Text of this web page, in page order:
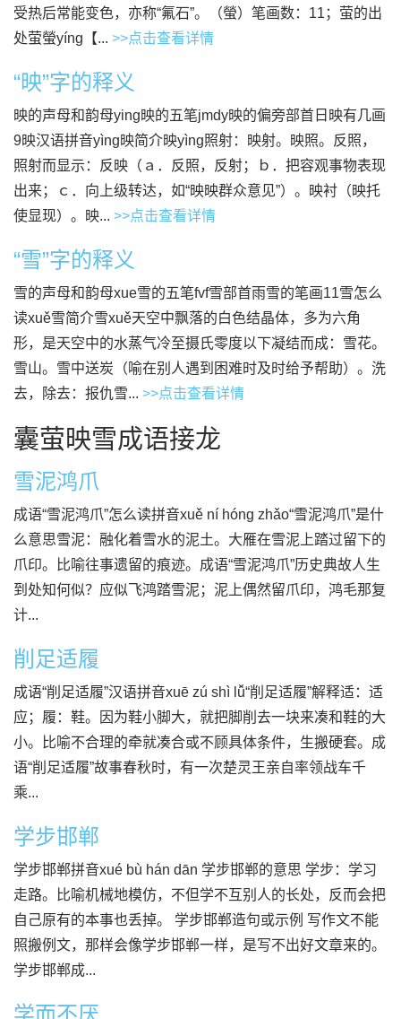
受热后常能变色，亦称“氟石”。（螢）笔画数：11；萤的出
处萤螢yíng【... >>点击查看详情
“映”字的释义
映的声母和韵母ying映的五笔jmdy映的偏旁部首日映有几画
9映汉语拼音yìng映简介映yìng照射：映射。映照。反照，
照射而显示：反映（ａ．反照，反射；ｂ．把容观事物表现
出来；ｃ．向上级转达，如“映映群众意见”）。映衬（映托
使显现）。映... >>点击查看详情
“雪”字的释义
雪的声母和韵母xue雪的五笔fvf雪部首雨雪的笔画11雪怎么
读xuě雪简介雪xuě天空中飘落的白色结晶体，多为六角
形，是天空中的水蒸气冷至摄氏零度以下凝结而成：雪花。
雪山。雪中送炭（喻在别人遇到困难时及时给予帮助）。洗
去，除去：报仇雪... >>点击查看详情
囊萤映雪成语接龙
雪泥鸿爪
成语“雪泥鸿爪”怎么读拼音xuě ní hóng zhǎo“雪泥鸿爪”是什
么意思雪泥：融化着雪水的泥土。大雁在雪泥上踏过留下的
爪印。比喻往事遗留的痕迹。成语“雪泥鸿爪”历史典故人生
到处知何似？应似飞鸿踏雪泥；泥上偶然留爪印，鸿毛那复
计...
削足适履
成语“削足适履”汉语拼音xuē zú shì lǚ“削足适履”解释适：适
应；履：鞋。因为鞋小脚大，就把脚削去一块来凑和鞋的大
小。比喻不合理的牵就凑合或不顾具体条件，生搬硬套。成
语“削足适履”故事春秋时，有一次楚灵王亲自率领战车千
乘...
学步邯郸
学步邯郸拼音xué bù hán dān 学步邯郸的意思 学步：学习
走路。比喻机械地模仿，不但学不互别人的长处，反而会把
自己原有的本事也丢掉。 学步邯郸造句或示例 写作文不能
照搬例文，那样会像学步邯郸一样，是写不出好文章来的。
学步邯郸成...
学而不厌